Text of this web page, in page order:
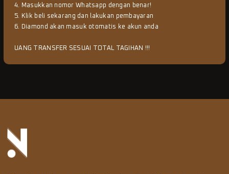
4. Masukkan nomor Whatsapp dengan benar!
5. Klik beli sekarang dan lakukan pembayaran
6. Diamond akan masuk otomatis ke akun anda
UANG TRANSFER SESUAI TOTAL TAGIHAN !!!